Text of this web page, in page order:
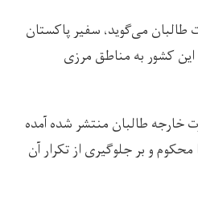
می‌گوید، سفیر پاکستان
این کشور به مناطق مرزی
خارجه طالبان منتشر شده آمده
و بر جلوگیری از تکرار آن